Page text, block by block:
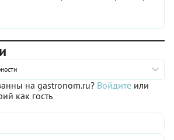
в 3 раза быстрее, чем обычно,
на gastronom.ru? Войдите или
как гость